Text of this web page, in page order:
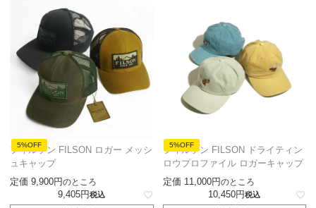
5%OFF
フィルソン FILSON ロガー メッシ
ュキャップ
定価 9,900 のところ
9,405 税込
5%OFF
フィルソン FILSON ドライティン
ロウプロファイル ロガーキャップ
定価 11,000 のところ
10,450 税込